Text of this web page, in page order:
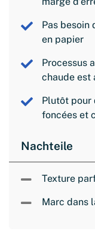
Pas besoin
en papier
Processus
chaude est
Plutôt pour
foncées et
Nachteile
Texture
Marc dans